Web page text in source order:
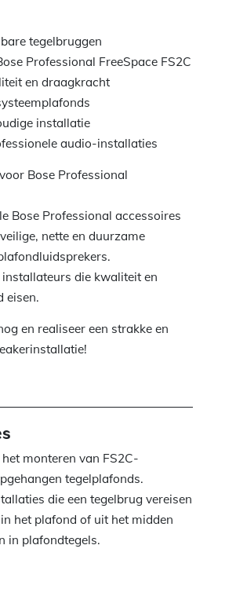
tegelbruggen
Professional FreeSpace FS2C
en draagkracht
installatie
audio-installaties
Bose Professional
Bose Professional accessoires
nette en duurzame
die kwaliteit en
eisen.
en realiseer een strakke en
monteren van FS2C-
tegelplafonds.
die een tegelbrug vereisen
het plafond of uit het midden
in plafondtegels.